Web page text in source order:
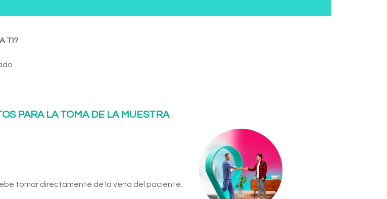
TI?
PARA LA TOMA DE LA MUESTRA
tomar directamente de la vena del paciente.